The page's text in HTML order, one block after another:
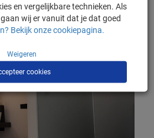
en vergelijkbare technieken. Als
wij er vanuit dat je dat goed
Bekijk onze cookiepagina.
Weigeren
cookies